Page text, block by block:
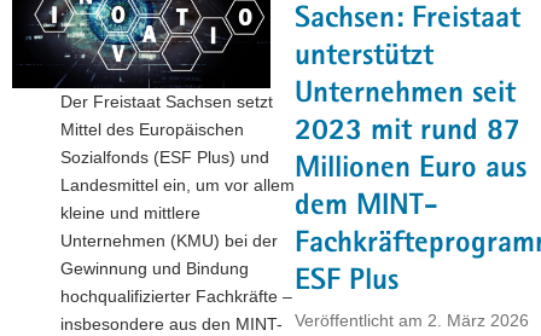
sucht
die
besten
Konzepte
zur
Belebung
der
Innenstädte"
Sachsen: Freistaat
unterstützt
Unternehmen seit
2023 mit rund 87
Millionen Euro aus
dem MINT-
ESF Plus
Veröffentlicht am 2. März 2026
Der Freistaat Sachsen setzt
Mittel des Europäischen
Sozialfonds (ESF Plus) und
Landesmittel ein, um vor allem
kleine und mittlere
Unternehmen (KMU) bei der
Gewinnung und Bindung
hochqualifizierter Fachkräfte –
insbesondere aus den MINT-